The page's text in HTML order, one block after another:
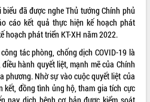
đã được nghe Thủ tướng Chính phủ
cáo kết quả thực hiện kế hoạch phát
hoạch phát triển KT-XH năm 2022.
tác phòng, chống dịch COVID-19 là
hành quyết liệt, mạnh mẽ của Chính
phương. Nhờ sự vào cuộc quyết liệt của
kết, đồng tình ủng hộ, tham gia tích cực